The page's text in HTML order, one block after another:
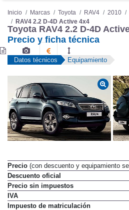
Inicio Marcas Toyota RAV4 2010
RAV4 2.2 D-4D Active 4x4
Toyota RAV4 2.2 D-4D
Precio y ficha técnica
Datos técnicos Equipamiento
Precio (con descuento y equipamiento
Descuento oficial
Precio sin impuestos
IVA
Impuesto de matriculación